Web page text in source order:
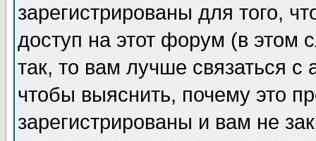
зарегистрированы для того,
доступ на этот форум (в этом
так, то вам лучше связаться
чтобы выяснить, почему это
зарегистрированы и вам не